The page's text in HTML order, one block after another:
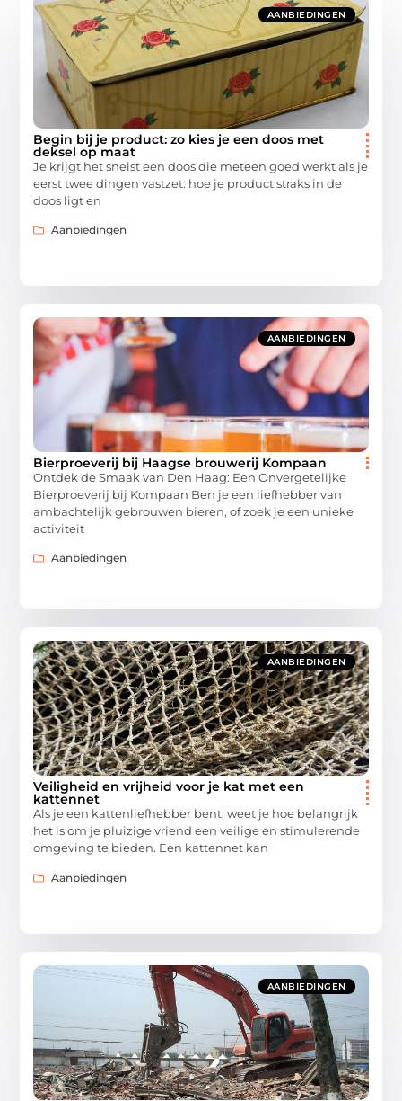
AANBIEDINGEN
Begin bij je product: zo kies je een doos met
deksel op maat
Je krijgt het snelst een doos die meteen goed werkt als je
eerst twee dingen vastzet: hoe je product straks in de
doos ligt en
Aanbiedingen
AANBIEDINGEN
Bierproeverij bij Haagse brouwerij Kompaan
Ontdek de Smaak van Den Haag: Een Onvergetelijke
Bierproeverij bij Kompaan Ben je een liefhebber van
ambachtelijk gebrouwen bieren, of zoek je een unieke
activiteit
Aanbiedingen
AANBIEDINGEN
Veiligheid en vrijheid voor je kat met een
kattennet
Als je een kattenliefhebber bent, weet je hoe belangrijk
het is om je pluizige vriend een veilige en stimulerende
omgeving te bieden. Een kattennet kan
Aanbiedingen
AANBIEDINGEN